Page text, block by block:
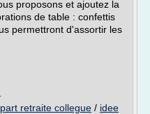
proposons et ajoutez la
de table : confettis
permettront d'assortir les
retraite collegue / idee